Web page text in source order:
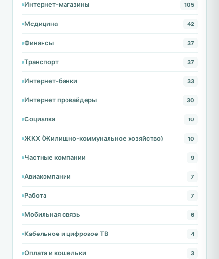
Интернет-магазины 105
Медицина 42
Финансы 37
Транспорт 37
Интернет-банки 33
Интернет провайдеры 30
Социалка 10
ЖКХ (Жилищно-коммунальное хозяйство) 10
Частные компании 9
Авиакомпании 7
Работа 7
Мобильная связь 6
Кабельное и цифровое ТВ 4
Оплата и кошельки 3